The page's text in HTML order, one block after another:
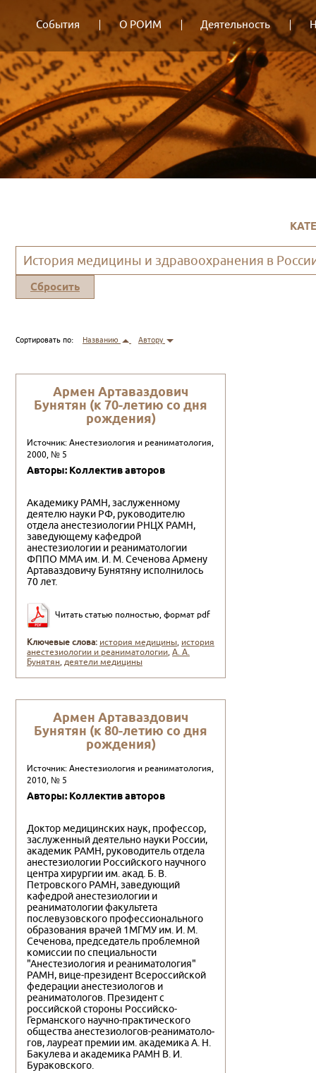
События О РОИМ Деятельность
История медицины и здравоохранения в
Сбросить
Сортировать по: Названию Автору
Армен Артаваздович
Бунятян (к 70-летию со дня
рождения)
Источник: Анестезиология и реаниматология,
2000, № 5
Авторы: Коллектив авторов
Академику РАМН, заслуженному
деятелю науки РФ, руко­водителю
отдела анестезиологии РНЦХ РАМН,
заведующему кафедрой
анестезиологии и реаниматологии
ФППО ММА им. И. М. Сеченова Армену
Артаваздовичу Бунятяну исполнилось
70 лет.
Читать статью полностью, формат pdf
Ключевые слова: история медицины, история
анестезиологии и реаниматологии,А. А.
Бунятян,деятели медицины
Армен Артаваздович
Бунятян (к 80-летию со дня
рождения)
Источник: Анестезиология и реаниматология,
2010, № 5
Авторы: Коллектив авторов
Доктор медицинских наук, профессор,
заслуженный дея­тельно науки России,
академик РАМН, руководитель отдела
анестезиологии Российского научного
центра хирургии им. акад. Б. В.
Петровского РАМН, заведующий
кафедрой анесте­зиологии и
реаниматологии факультета
послевузовского про­фессионального
образования врачей 1МГМУ им. И. М.
Сече­нова, председатель проблемной
комиссии по специальности
"Анестезиология и реаниматология"
РАМН, вице-президент Всероссийской
федерации анестезиологов и
реаниматологов. Президент с
российской стороны Российско-
Германского на­учно-практического
общества анестезиологов-реаниматоло­
гов, лауреат премии им. академика А. Н.
Бакулева и академика РАМН В. И.
Бураковского.